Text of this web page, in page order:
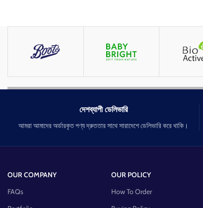
দেশব্যাপী ডেলিভারি
আমরা আমাদের অর্ডারকৃত পণ্য দ্রুততার সাথে সারাদেশে ডেলিভারি করে থাকি।
OUR COMPANY
FAQs
OUR POLICY
How To Order